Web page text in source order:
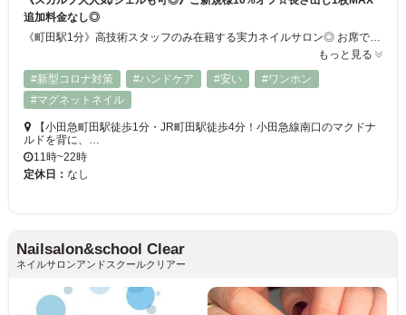
追加料金なし◎
《町田駅1分》高技術スタッフのみ在籍する実力ネイルサロン◎ お席で電子タバコ可能☆パラジェル変更無料☆スカルプ長さ出し◎モチの良さにリピーター続出！！ 流行りのデザインのご提案はもちろん、あなたの【こだわり】の部分まで読み取り素敵なネイルに仕上げます♪新規ワンカラー→ジェル4,480円 スカルプ8,980円
もっと見る
#新型コロナ対策
#ハンドケア #安い
#ワンホン
#マグネットネイル
【小田急町田駅徒歩1分・JR町田駅徒歩4分！小田急線南口のマクドナ
ルドを背に、…
11時~22時
定休日： なし
Nailsalon&school Clear
ネイルサロンアンドスクールクリアー